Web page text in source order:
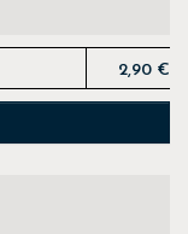
Prix
2,90 €